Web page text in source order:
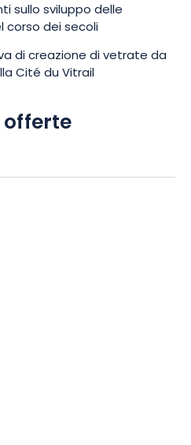
sullo sviluppo delle
corso dei secoli
di creazione di vetrate da
Cité du Vitrail